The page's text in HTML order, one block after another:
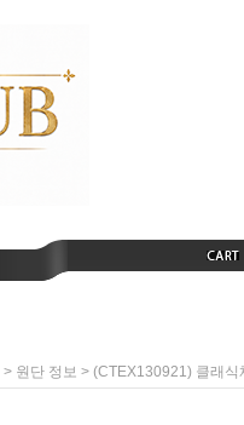
> 원단 정보 > (CTEX130921) 클래식